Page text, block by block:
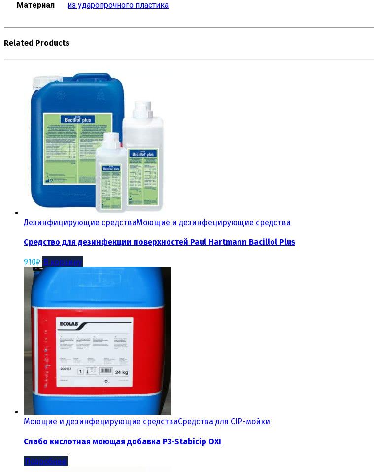
Материал из ударопрочного пластика
Related Products
Дезинфицирующие средстваМоющие и дезинфецирующие средства
Средство для дезинфекции поверхностей Paul Hartmann Bacillol Plus
910₽ В корзину
Моющие и дезинфецирующие средстваСредства для CIP-мойки
Слабо кислотная моющая добавка P3-Stabicip OXI
Подробнее